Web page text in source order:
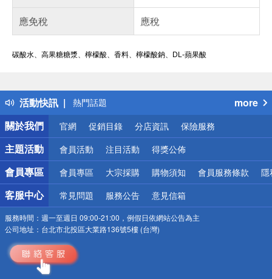
應免稅
應稅
碳酸水、高果糖糖漿、檸檬酸、香料、檸檬酸鈉、DL-蘋果酸
活動快訊
得獎公告
熱門話題
銀行優惠
偏遠地區配送
詐騙網頁！請小心！
more
關於我們
官網 促銷目錄 分店資訊 保險服務
主題活動 會員活動 注目活動 得獎公佈
會員專區 會員專區 大宗採購 購物須知 會員服務條款 隱
客服中心 常見問題 服務公告 意見信箱
服務時間： 週一至週日 09:00-21:00，例假日依網站公告為主
公司地址： 台北市北投區大業路136號5樓 (台灣)